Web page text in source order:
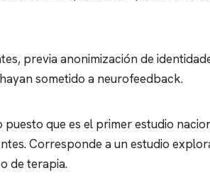
previa anonimización de
sometido a neurofeedback.
que es el primer estudio
Corresponde a un estudio
de terapia.